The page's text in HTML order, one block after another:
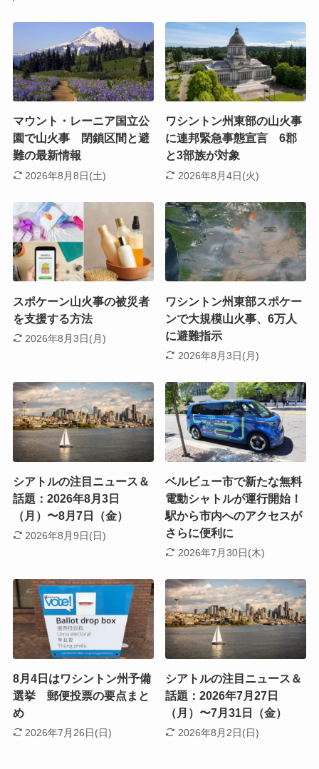
マウント・レーニア国立公
園で山火事 閉鎖区間と避
難の最新情報
2026年8月8日(土)
ワシントン州東部の山火事
に連邦緊急事態宣言 6郡
と3部族が対象
2026年8月4日(火)
スポケーン山火事の被災者
を支援する方法
2026年8月3日(月)
ワシントン州東部スポケー
ンで大規模山火事、6万人
に避難指示
2026年8月3日(月)
シアトルの注目ニュース＆
話題：2026年8月3日
（月）〜8月7日（金）
2026年8月9日(日)
ベルビュー市で新たな無料
電動シャトルが運行開始！
駅から市内へのアクセスが
さらに便利に
2026年7月30日(木)
8月4日はワシントン州予備
選挙 郵便投票の要点まと
め
2026年7月26日(日)
シアトルの注目ニュース＆
話題：2026年7月27日
（月）〜7月31日（金）
2026年8月2日(日)